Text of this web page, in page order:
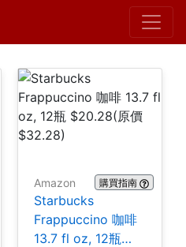
Home
Amazon 購買指南
Starbucks
Frappuccino 咖啡
13.7 fl oz, 12瓶